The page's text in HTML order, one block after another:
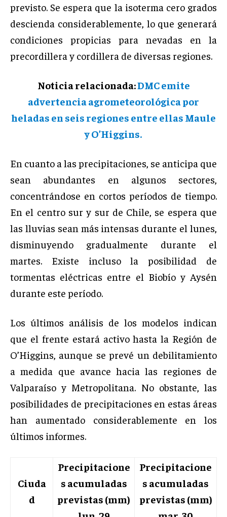
previsto. Se espera que la isoterma cero grados
descienda considerablemente, lo que generará
condiciones propicias para nevadas en la
precordillera y cordillera de diversas regiones.
Noticia relacionada:DMC emite
advertencia agrometeorológica por
heladas en seis regiones entre ellas Maule
y O’Higgins.
En cuanto a las precipitaciones, se anticipa que
sean abundantes en algunos sectores,
concentrándose en cortos períodos de tiempo.
En el centro sur y sur de Chile, se espera que
las lluvias sean más intensas durante el lunes,
disminuyendo gradualmente durante el
martes. Existe incluso la posibilidad de
tormentas eléctricas entre el Biobío y Aysén
durante este período.
Los últimos análisis de los modelos indican
que el frente estará activo hasta la Región de
O’Higgins, aunque se prevé un debilitamiento
a medida que avance hacia las regiones de
Valparaíso y Metropolitana. No obstante, las
posibilidades de precipitaciones en estas áreas
han aumentado considerablemente en los
últimos informes.
Ciuda
d
Precipitacione
s acumuladas
previstas (mm)
Precipitacione
s acumuladas
previstas (mm)